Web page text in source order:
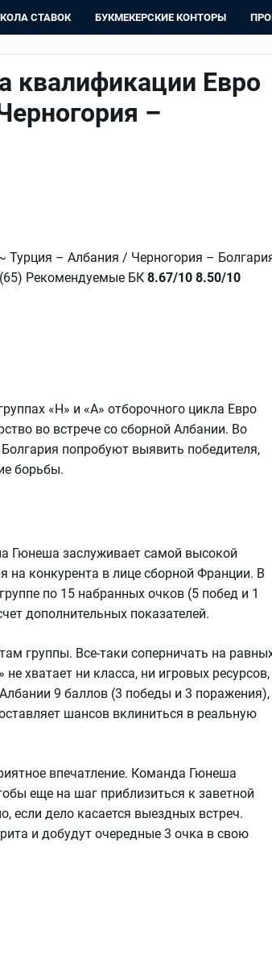
СТАВОК БУКМЕКЕРСКИЕ КОНТОРЫ
квалификации Евро
–
Турция – Албания / Черногория –
Рекомендуемые БК 8.67/10 8.50/10
«H» и «A» отборочного цикла Евро
во встрече со сборной Албании. Во
попробуют выявить победителя,
борьбы.
Гюнеша заслуживает самой высокой
на конкурента в лице сборной Франции. В
по 15 набранных очков (5 побед и 1
дополнительных показателей.
группы. Все-таки соперничать на
хватает ни класса, ни игровых ресурсов,
9 баллов (3 победы и 3 поражения),
шансов вклиниться в реальную
впечатление. Команда Гюнеша
еще на шаг приблизиться к заветной
если дело касается выездных встреч.
и добудут очередные 3 очка в свою